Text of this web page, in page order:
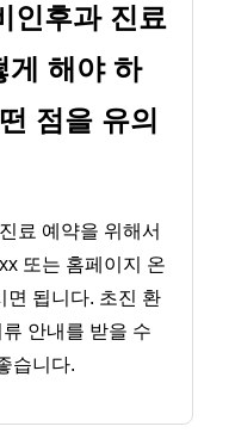
인후과 진료
게 해야 하
점을 유의
료 예약을 위해서
또는 홈페이지 온
면 됩니다. 초진 환
안내를 받을 수
습니다.